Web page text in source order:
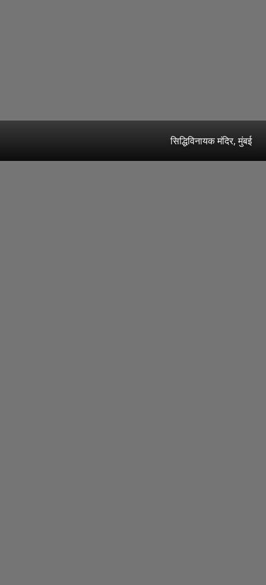
सिद्धिविनायक मंदिर, मुंबई